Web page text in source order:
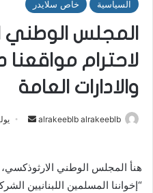
السياسية خاص سلايدر
المجلس الوطني
لاحترام
والادارات العامة
alrakeeblb alrakeeblb
ل
يوليو
هنأ المجلس الوطني
“إخواننا المسلمين اللبنانيين